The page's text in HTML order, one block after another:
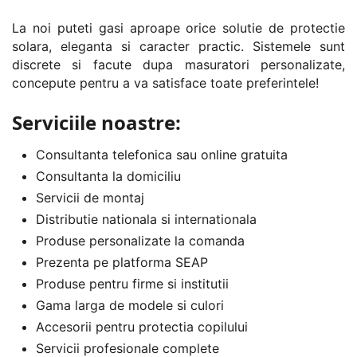
La noi puteti gasi aproape orice solutie de protectie
solara, eleganta si caracter practic. Sistemele sunt
discrete si facute dupa masuratori personalizate,
concepute pentru a va satisface toate preferintele!
Serviciile noastre:
Consultanta telefonica sau online gratuita
Consultanta la domiciliu
Servicii de montaj
Distributie nationala si internationala
Produse personalizate la comanda
Prezenta pe platforma SEAP
Produse pentru firme si institutii
Gama larga de modele si culori
Accesorii pentru protectia copilului
Servicii profesionale complete